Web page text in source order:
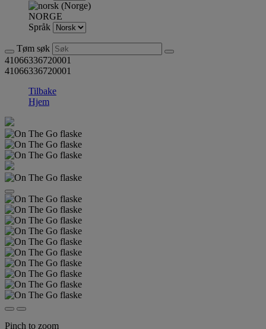
NORGE
Språk
Tøm søk
41066336720001
41066336720001
Tilbake
Hjem
Pinch to zoom